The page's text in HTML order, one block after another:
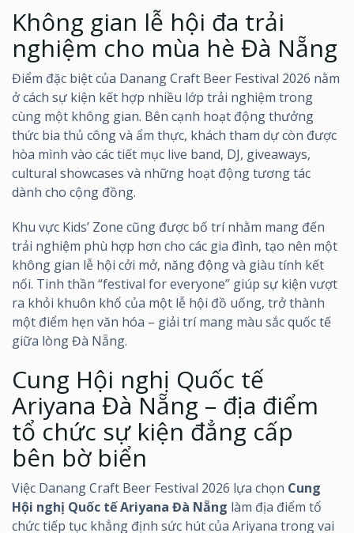
Không gian lễ hội đa trải
nghiệm cho mùa hè Đà Nẵng
Điểm đặc biệt của Danang Craft Beer Festival 2026 nằm
ở cách sự kiện kết hợp nhiều lớp trải nghiệm trong
cùng một không gian. Bên cạnh hoạt động thưởng
thức bia thủ công và ẩm thực, khách tham dự còn được
hòa mình vào các tiết mục live band, DJ, giveaways,
cultural showcases và những hoạt động tương tác
dành cho cộng đồng.
Khu vực Kids’ Zone cũng được bố trí nhằm mang đến
trải nghiệm phù hợp hơn cho các gia đình, tạo nên một
không gian lễ hội cởi mở, năng động và giàu tính kết
nối. Tinh thần “festival for everyone” giúp sự kiện vượt
ra khỏi khuôn khổ của một lễ hội đồ uống, trở thành
một điểm hẹn văn hóa – giải trí mang màu sắc quốc tế
giữa lòng Đà Nẵng.
Cung Hội nghị Quốc tế
Ariyana Đà Nẵng – địa điểm
tổ chức sự kiện đẳng cấp
bên bờ biển
Việc Danang Craft Beer Festival 2026 lựa chọn Cung
Hội nghị Quốc tế Ariyana Đà Nẵng làm địa điểm tổ
chức tiếp tục khẳng định sức hút của Ariyana trong vai